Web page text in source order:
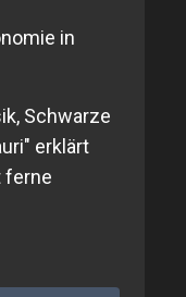
in
Schwarze
erklärt
ferne